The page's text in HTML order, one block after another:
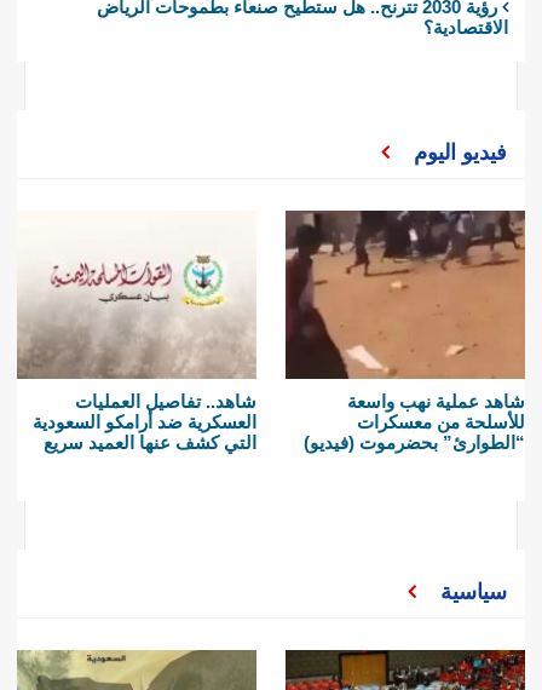
رؤية 2030 تترنح.. هل ستطيح صنعاء بطموحات الرياض
الاقتصادية؟
فيديو اليوم
شاهد عملية نهب واسعة
للأسلحة من معسكرات
“الطوارئ” بحضرموت (فيديو)
شاهد.. تفاصيل العمليات
العسكرية ضد أرامكو السعودية
التي كشف عنها العميد سريع
سياسية